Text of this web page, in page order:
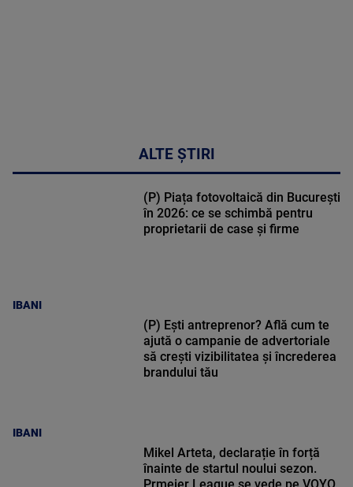
ALTE ȘTIRI
IBANI
(P) Piața fotovoltaică din București
în 2026: ce se schimbă pentru
proprietarii de case și firme
IBANI
(P) Ești antreprenor? Află cum te
ajută o campanie de advertoriale
să crești vizibilitatea și încrederea
brandului tău
Mikel Arteta, declarație în forță
înainte de startul noului sezon.